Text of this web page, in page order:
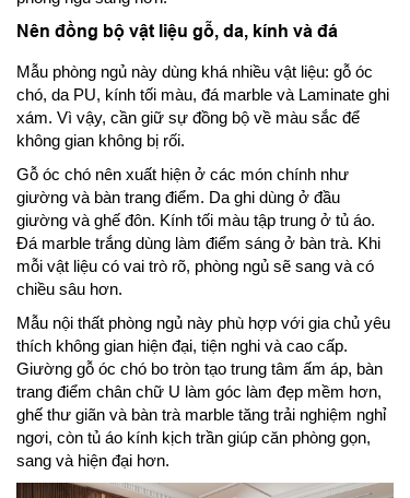
Nên đồng bộ vật liệu gỗ, da, kính và đá
Mẫu phòng ngủ này dùng khá nhiều vật liệu: gỗ óc
chó, da PU, kính tối màu, đá marble và Laminate ghi
xám. Vì vậy, cần giữ sự đồng bộ về màu sắc để
không gian không bị rối.
Gỗ óc chó nên xuất hiện ở các món chính như
giường và bàn trang điểm. Da ghi dùng ở đầu
giường và ghế đôn. Kính tối màu tập trung ở tủ áo.
Đá marble trắng dùng làm điểm sáng ở bàn trà. Khi
mỗi vật liệu có vai trò rõ, phòng ngủ sẽ sang và có
chiều sâu hơn.
Mẫu nội thất phòng ngủ này phù hợp với gia chủ yêu
thích không gian hiện đại, tiện nghi và cao cấp.
Giường gỗ óc chó bo tròn tạo trung tâm ấm áp, bàn
trang điểm chân chữ U làm góc làm đẹp mềm hơn,
ghế thư giãn và bàn trà marble tăng trải nghiệm nghỉ
ngơi, còn tủ áo kính kịch trần giúp căn phòng gọn,
sang và hiện đại hơn.